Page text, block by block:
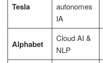
Tesla
autonomes
IA
Alphabet
Cloud AI &
NLP